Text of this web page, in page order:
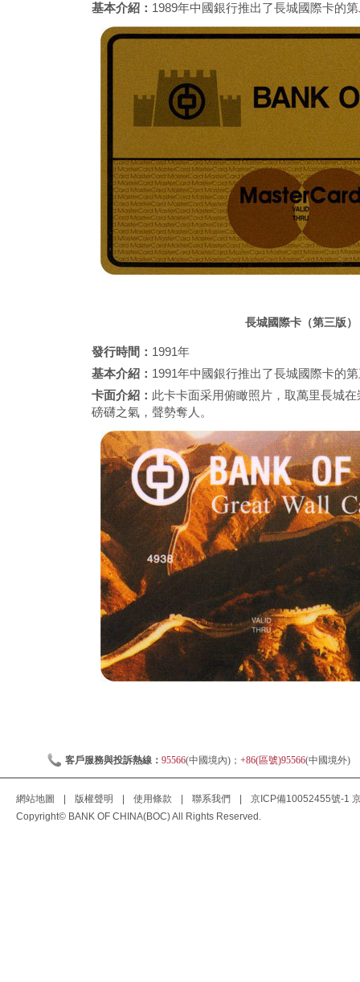
基本介紹： 1989年中國銀行推出了長城國際卡的
長城國際卡（第三版）
發行時間： 1991年
基本介紹： 1991年中國銀行推出了長城國際卡的
卡面介紹： 此卡卡面采用俯瞰照片，取萬里長城
磅礴之氣，聲勢奪人。
客戶服務與投訴熱線： 95566(中國境內)； +86(區號)95566(中國境外)
網站地圖 版權聲明 使用條款 聯系我們 京ICP備10052455號-1
Copyright© BANK OF CHINA(BOC) All Rights Reserved.